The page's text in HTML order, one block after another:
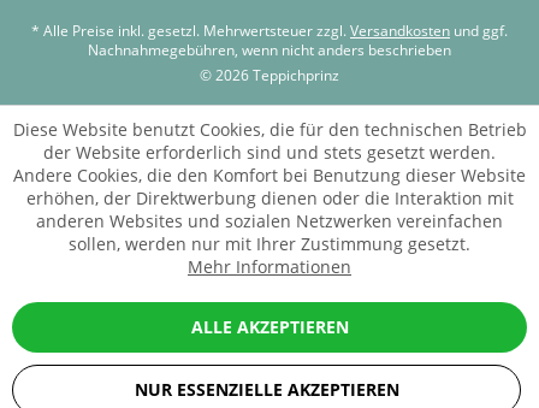
* Alle Preise inkl. gesetzl. Mehrwertsteuer zzgl. Versandkosten und ggf.
Nachnahmegebühren, wenn nicht anders beschrieben
© 2026 Teppichprinz
Diese Website benutzt Cookies, die für den technischen Betrieb
der Website erforderlich sind und stets gesetzt werden.
Andere Cookies, die den Komfort bei Benutzung dieser Website
erhöhen, der Direktwerbung dienen oder die Interaktion mit
anderen Websites und sozialen Netzwerken vereinfachen
sollen, werden nur mit Ihrer Zustimmung gesetzt.
Mehr Informationen
NUR ESSENZIELLE AKZEPTIEREN
ALLE AKZEPTIEREN